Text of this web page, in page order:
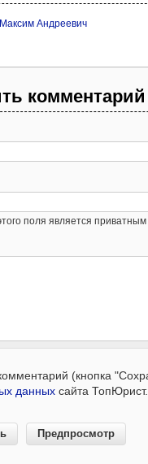
Андреевич
комментарий
поля является приватным
(кнопка
данных сайта